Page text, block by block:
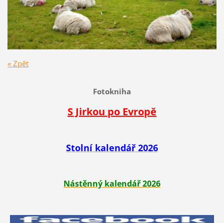
« Zpět
Fotokniha
S Jirkou po Evropě
Stolní kalendář 2026
Nástěnný kalendář 2026